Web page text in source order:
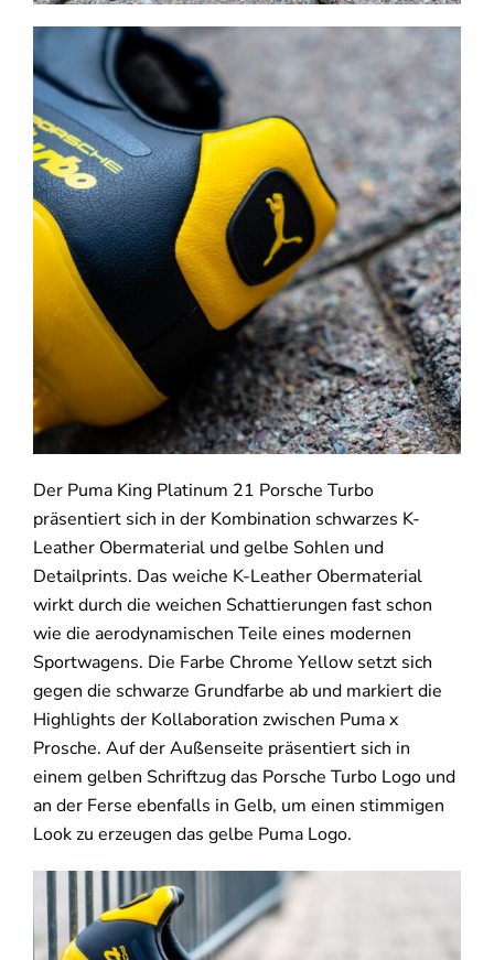
Der Puma King Platinum 21 Porsche Turbo
präsentiert sich in der Kombination schwarzes K-
Leather Obermaterial und gelbe Sohlen und
Detailprints. Das weiche K-Leather Obermaterial
wirkt durch die weichen Schattierungen fast schon
wie die aerodynamischen Teile eines modernen
Sportwagens. Die Farbe Chrome Yellow setzt sich
gegen die schwarze Grundfarbe ab und markiert die
Highlights der Kollaboration zwischen Puma x
Prosche. Auf der Außenseite präsentiert sich in
einem gelben Schriftzug das Porsche Turbo Logo und
an der Ferse ebenfalls in Gelb, um einen stimmigen
Look zu erzeugen das gelbe Puma Logo.